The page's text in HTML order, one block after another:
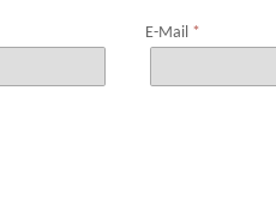
E-Mail *